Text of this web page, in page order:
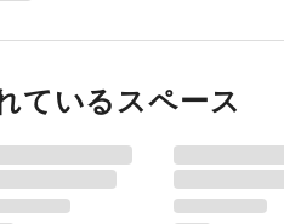
ているスペース